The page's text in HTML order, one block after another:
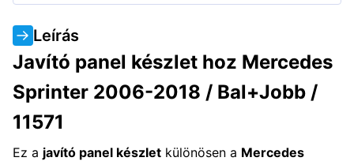
Leírás
Javító panel készlet hoz Mercedes
Sprinter 2006-2018 / Bal+Jobb /
11571
Ez a javító panel készlet különösen a Mercedes